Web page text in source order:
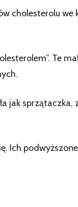
cholesterolu we
Te
jak
Ich